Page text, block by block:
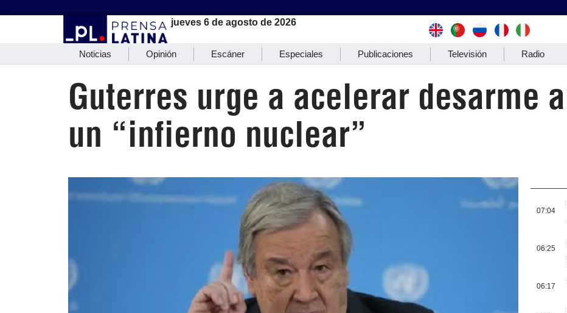
jueves 6 de agosto de 2026
Noticias Opinión Escáner Especiales Publicaciones Televisión Radio
Guterres urge a acelerar desarme
un “infierno nuclear”
07:04
06:25
06:17